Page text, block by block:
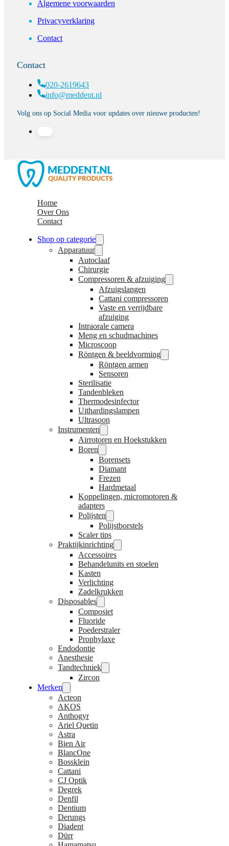
Algemene voorwaarden
Privacyverklaring
Contact
Contact
020-2619643
info@meddent.nl
Volg ons op Social Media voor updates over nieuwe producten!
Home
Over Ons
Contact
Shop op categorie
Apparatuur
Autoclaaf
Chirurgie
Compressoren & afzuiging
Afzuigslangen
Cattani compressoren
Vaste en verrijdbare
afzuiging
Intraorale camera
Meng en schudmachines
Microscoop
Röntgen & beeldvorming
Röntgen armen
Sensoren
Sterilisatie
Tandenbleken
Thermodesinfector
Uithardingslampen
Ultrasoon
Instrumenten
Airrotoren en Hoekstukken
Boren
Borensets
Diamant
Frezen
Hardmetaal
Koppelingen, micromotoren &
adapters
Polijsten
Polijstborstels
Scaler tips
Praktijkinrichting
Accessoires
Behandelunits en stoelen
Kasten
Verlichting
Zadelkrukken
Disposables
Composiet
Fluoride
Poederstraler
Prophylaxe
Endodontie
Anesthesie
Tandtechniek
Zircon
Merken
Acteon
AKOS
Anthogyr
Ariel Quetin
Astra
Bien Air
BlancOne
Bossklein
Cattani
CJ Optik
Degrek
Denfil
Dentium
Derungs
Diadent
Dürr